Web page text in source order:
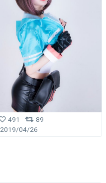
491
89
2019/04/26